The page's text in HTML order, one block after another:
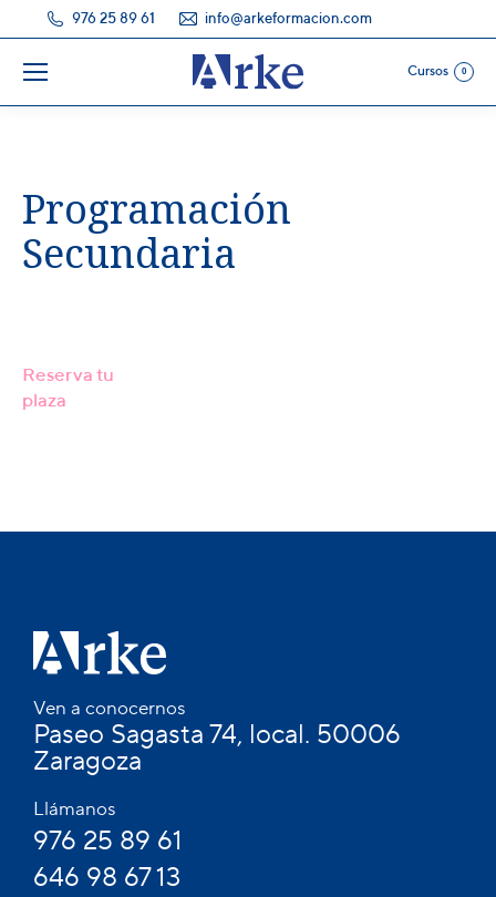
976 25 89 61 info@arkeformacion.com
Cursos 0
Programación
Secundaria
Reserva tu
plaza
Ven a conocernos
Paseo Sagasta 74, local. 50006
Zaragoza
Llámanos
976 25 89 61
646 98 67 13